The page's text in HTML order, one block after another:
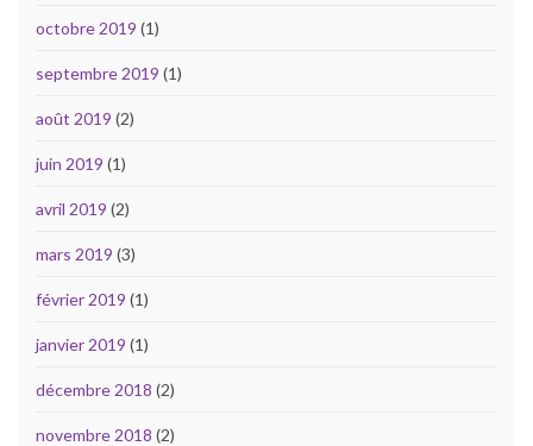
octobre 2019 (1)
septembre 2019 (1)
août 2019 (2)
juin 2019 (1)
avril 2019 (2)
mars 2019 (3)
février 2019 (1)
janvier 2019 (1)
décembre 2018 (2)
novembre 2018 (2)